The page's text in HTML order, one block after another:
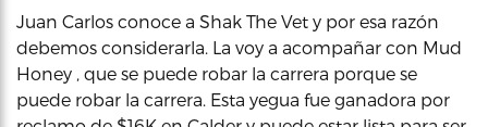
Juan Carlos conoce a Shak The Vet y por esa razón
debemos considerarla. La voy a acompañar con Mud
Honey , que se puede robar la carrera porque se
puede robar la carrera. Esta yegua fue ganadora por